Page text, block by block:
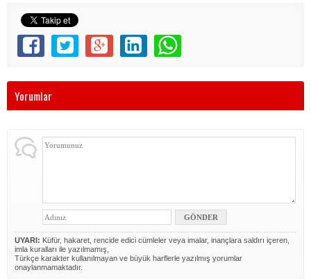
Yorumlar
UYARI: Küfür, hakaret, rencide edici cümleler veya imalar, inançlara saldırı içeren,
imla kuralları ile yazılmamış,
Türkçe karakter kullanılmayan ve büyük harflerle yazılmış yorumlar
onaylanmamaktadır.